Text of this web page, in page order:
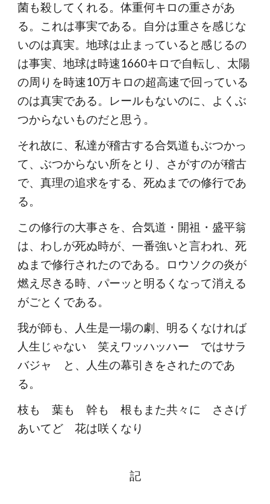
菌も殺してくれる。体重何キロの重さがあ
る。これは事実である。自分は重さを感じな
いのは真実。地球は止まっていると感じるの
は事実、地球は時速1660キロで自転し、太陽
の周りを時速10万キロの超高速で回っている
のは真実である。レールもないのに、よくぶ
つからないものだと思う。
それ故に、私達が稽古する合気道もぶつかっ
て、ぶつからない所をとり、さがすのが稽古
で、真理の追求をする、死ぬまでの修行であ
る。
この修行の大事さを、合気道・開祖・盛平翁
は、わしが死ぬ時が、一番強いと言われ、死
ぬまで修行されたのである。ロウソクの炎が
燃え尽きる時、パーッと明るくなって消える
がごとくである。
我が師も、人生是一場の劇、明るくなければ
人生じゃない 笑えワッハッハー ではサラ
バジャ と、人生の幕引きをされたのであ
る。
枝も 葉も 幹も 根もまた共々に ささげ
あいてど 花は咲くなり
記